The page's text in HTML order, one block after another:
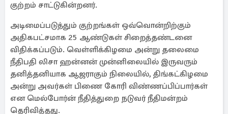
குற்றம் சாட்டுகின்றனர்.
அடிமைப்படுத்தும் குற்றங்கள் ஒவ்வொன்றிற்கும்
அதிகபட்சமாக 25 ஆண்டுகள் சிறைத்தண்டனை
விதிக்கப்படும். வெள்ளிக்கிழமை அன்று தலைமை
நீதிபதி லிசா ஹன்னன் முன்னிலையில் இருவரும்
தனித்தனியாக ஆஜராகும் நிலையில், திங்கட்கிழமை
அன்று அவர்கள் பிணை கோரி விண்ணப்பிப்பார்கள்
என மெல்போர்ன் நீதித்துறை நடுவர் நீதிமன்றம்
தெரிவித்தது.